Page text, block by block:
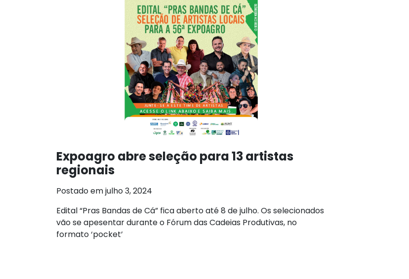
Expoagro abre seleção para 13 artistas
regionais
Postado em julho 3, 2024
Edital “Pras Bandas de Cá” fica aberto até 8 de julho. Os selecionados
vão se apesentar durante o Fórum das Cadeias Produtivas, no
formato ‘pocket’